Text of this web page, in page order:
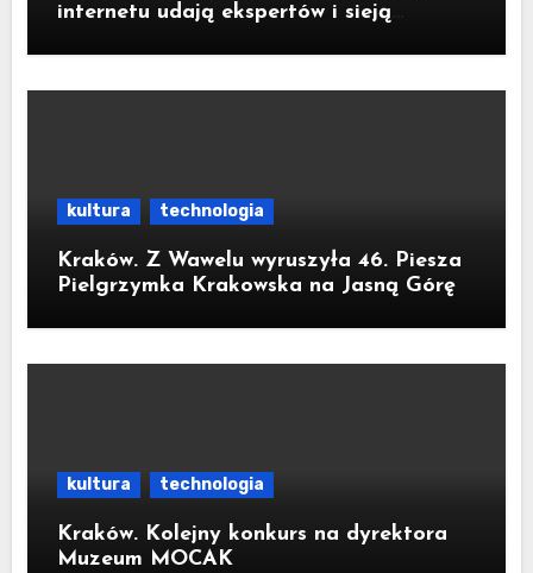
internetu udają ekspertów i sieją
kultura technologia
Kraków. Z Wawelu wyruszyła 46. Piesza
Pielgrzymka Krakowska na Jasną Górę
kultura technologia
Kraków. Kolejny konkurs na dyrektora
Muzeum MOCAK